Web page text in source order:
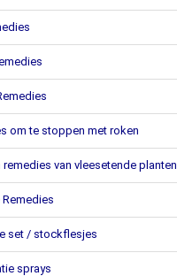
om te stoppen met roken
remedies van vleesetende planten
set / stockflesjes
sprays